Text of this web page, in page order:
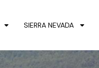
SIERRA NEVADA